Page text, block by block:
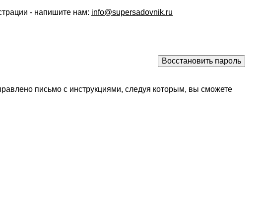
- напишите нам: info@supersadovnik.ru
письмо с инструкциями, следуя которым, вы сможете